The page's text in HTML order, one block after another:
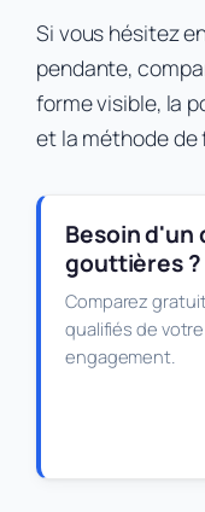
Si vous hésitez
pendante,
forme visible, la
et la méthode de
Besoin d'un
gouttières ?
Comparez
qualifiés de
engagement.